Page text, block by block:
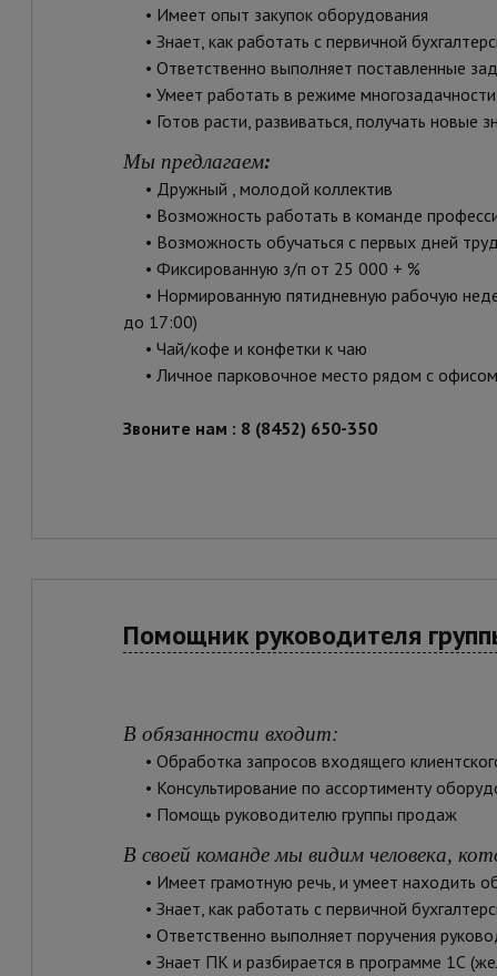
• Имеет опыт закупок оборудования
• Знает, как работать с первичной
• Ответственно выполняет поставленные
• Умеет работать в режиме
• Готов расти, развиваться, получать новые
Мы предлагаем:
• Дружный , молодой коллектив
• Возможность работать в команде
• Возможность обучаться с первых дней
• Фиксированную з/п от 25 000 + %
• Нормированную пятидневную рабочую
до 17:00)
• Чай/кофе и конфетки к чаю
• Личное парковочное место рядом с офисом
Звоните нам : 8 (8452) 650-350
Помощник руководителя
В обязанности входит:
• Обработка запросов входящего
• Консультирование по ассортименту
• Помощь руководителю группы продаж
В своей команде мы видим человека,
• Имеет грамотную речь, и умеет находить
• Знает, как работать с первичной
• Ответственно выполняет поручения
• Знает ПК и разбирается в программе 1С